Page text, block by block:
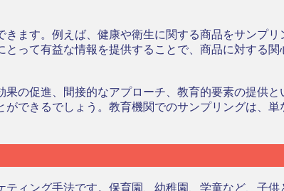
ます。例えば、健康や衛生に関する商品をサンプ
って有益な情報を提供することで、商品に対する
の促進、間接的なアプローチ、教育的要素の提供
できるでしょう。教育機関でのサンプリングは、
ィング手法です。保育園、幼稚園、学童など、子